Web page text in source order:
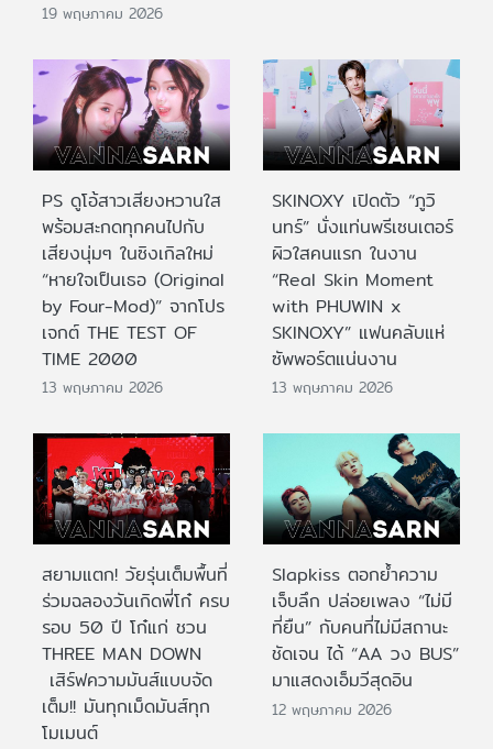
19 พฤษภาคม 2026
PS ดูโอ้สาวเสียงหวานใส
พร้อมสะกดทุกคนไปกับ
เสียงนุ่มๆ ในซิงเกิลใหม่
“หายใจเป็นเธอ (Original
by Four-Mod)” จากโปร
เจกต์ THE TEST OF
TIME 2000
13 พฤษภาคม 2026
SKINOXY เปิดตัว “ภูวิ
นทร์” นั่งแท่นพรีเซนเตอร์
ผิวใสคนแรก ในงาน
“Real Skin Moment
with PHUWIN x
SKINOXY” แฟนคลับแห่
ซัพพอร์ตแน่นงาน
13 พฤษภาคม 2026
สยามแตก! วัยรุ่นเต็มพื้นที่
ร่วมฉลองวันเกิดพี่โก๋ ครบ
รอบ 50 ปี โก๋แก่ ชวน
THREE MAN DOWN
เสิร์ฟความมันส์แบบจัด
เต็ม!! มันทุกเม็ดมันส์ทุก
โมเมนต์
Slapkiss ตอกย้ำความ
เจ็บลึก ปล่อยเพลง “ไม่มี
ที่ยืน” กับคนที่ไม่มีสถานะ
ชัดเจน ได้ “AA วง BUS”
มาแสดงเอ็มวีสุดอิน
12 พฤษภาคม 2026